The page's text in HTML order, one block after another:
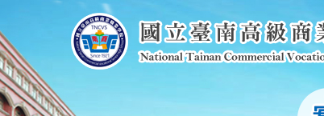
主
要
內
容
區